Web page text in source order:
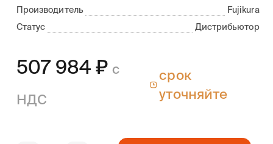
Производитель
Fujikura
Статус
Дистрибьютор
507 984₽ с
НДС
срок
уточняйте